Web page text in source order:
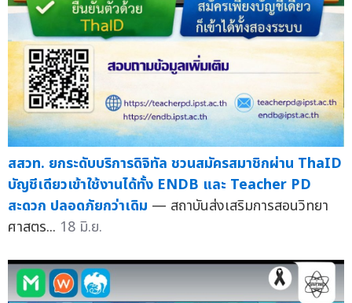
สสวท. ยกระดับบริการดิจิทัล ชวนสมัครสมาชิกผ่าน ThaID
บัญชีเดียวเข้าใช้งานได้ทั้ง ENDB และ Teacher PD
สะดวก ปลอดภัยกว่าเดิม — สถาบันส่งเสริมการสอนวิทยา
ศาสตร... 18 มิ.ย.